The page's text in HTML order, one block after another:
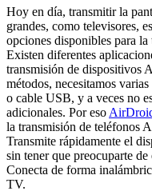
Hoy en día, transmitir la
grandes, como televisores,
opciones disponibles para
Existen diferentes
transmisión de dispositivos
métodos, necesitamos
o cable USB, y a veces no
adicionales. Por eso
la transmisión de teléfonos
Transmite rápidamente el
sin tener que preocuparte
Conecta de forma
TV.